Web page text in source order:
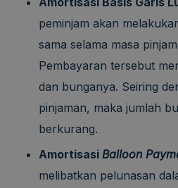
peminjam akan
sama selama masa
Pembayaran tersebut
dan bunganya. Seiring
pinjaman, maka jumlah
berkurang.
Amortisasi Balloon
melibatkan pelunasan